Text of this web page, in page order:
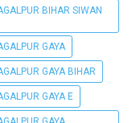
BIHAR SIWAN
GAYA
GAYA BIHAR
GAYA E